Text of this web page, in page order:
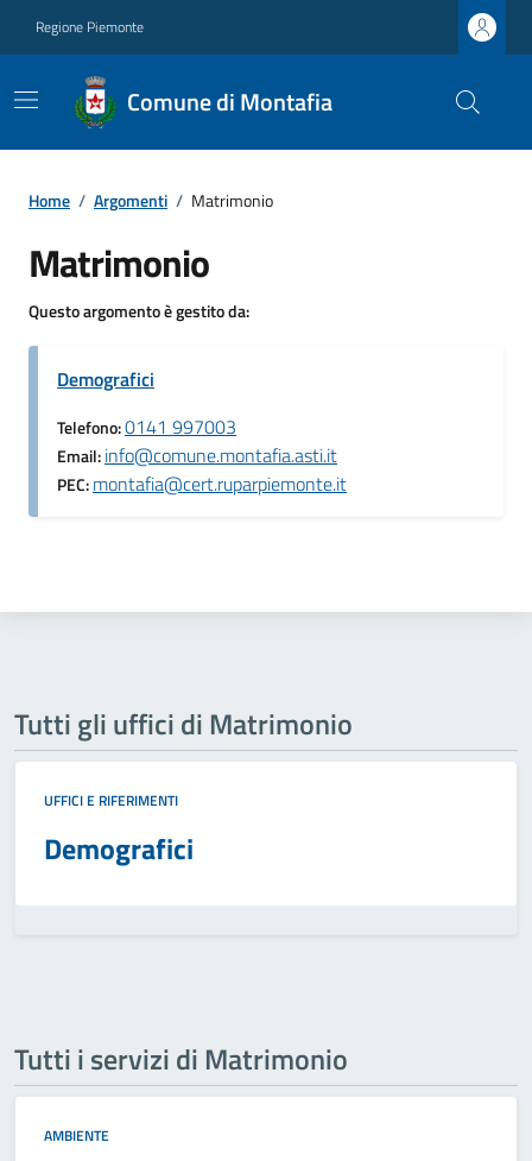
Regione Piemonte
Comune di Montafia
Home / Argomenti / Matrimonio
Matrimonio
Questo argomento è gestito da:
Demografici
Telefono:0141 997003
Email:info@comune.montafia.asti.it
PEC:montafia@cert.ruparpiemonte.it
Tutti gli uffici di Matrimonio
UFFICI E RIFERIMENTI
Demografici
Tutti i servizi di Matrimonio
AMBIENTE